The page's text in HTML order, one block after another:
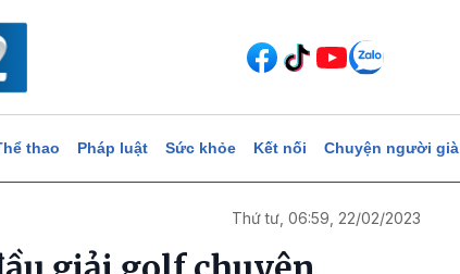
thao Pháp luật Sức khỏe Kết nối Chuyện người già
Thứ tư, 06:59, 22/02/2023